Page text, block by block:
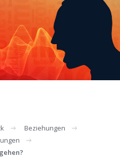
Beziehungen